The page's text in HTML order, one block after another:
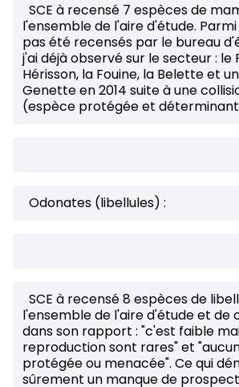
SCE à recensé 7 espèces de
l'ensemble de l'aire d'étude.
pas été recensés par le bureau
j'ai déjà observé sur le secteur : le
Hérisson, la Fouine, la Belette et
Genette en 2014 suite à une
(espèce protégée et
Odonates (libellules) :
SCE à recensé 8 espèces de
l'ensemble de l'aire d'étude et de
dans son rapport : "c'est faible
reproduction sont rares" et
protégée ou menacée". Ce qui
sûrement un manque de